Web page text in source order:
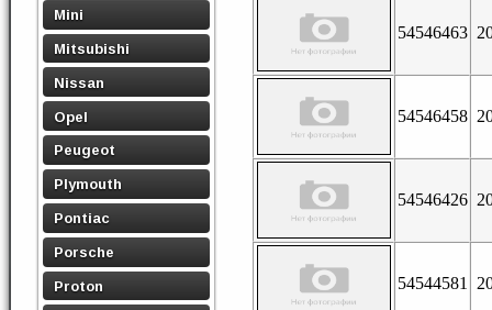
Mini
Mitsubishi
Nissan
Opel
Peugeot
Plymouth
Pontiac
Porsche
Proton
54546463
54546458
54546426
54544581